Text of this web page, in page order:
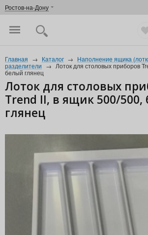
Ростов-на-Дону
Главная → Каталог → Наполнение ящика
разделители → Лоток для столовых приборов
белый глянец
Лоток для столовых
Trend II, в ящик 500/500,
глянец